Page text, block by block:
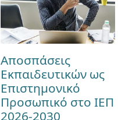
Αποσπάσεις
Εκπαιδευτικών ως
Επιστημονικό
Προσωπικό στο ΙΕΠ
2026-2030